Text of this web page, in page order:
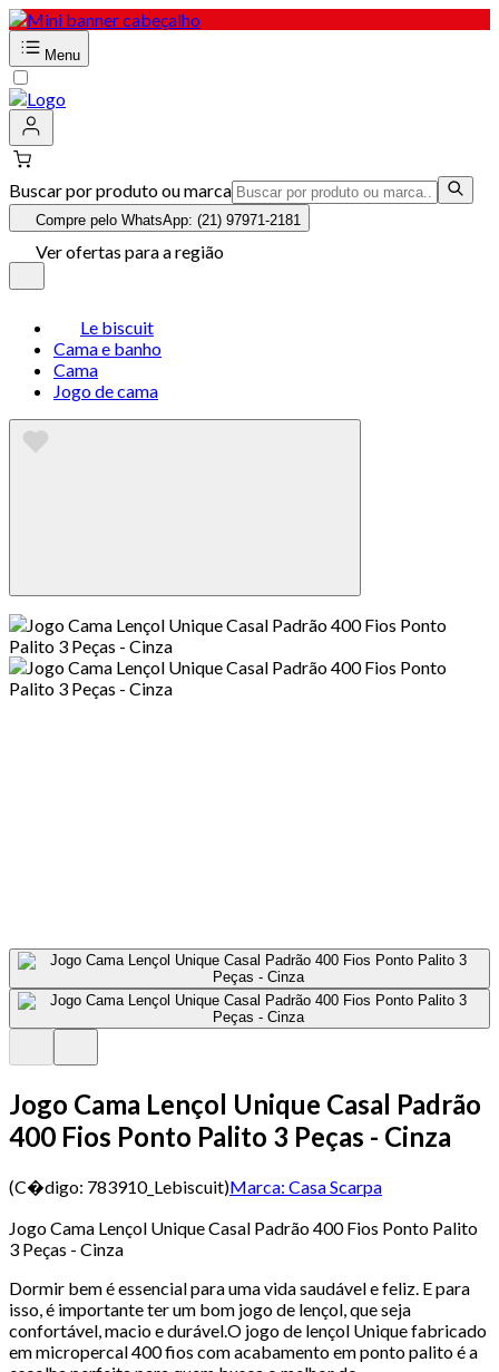
Menu
Buscar por produto ou marca
Compre pelo WhatsApp: (21) 97971-2181
Ver ofertas para a região
Le biscuit
Cama e banho
Cama
Jogo de cama
Jogo Cama Lençol Unique Casal Padrão
400 Fios Ponto Palito 3 Peças - Cinza
(C�digo: 783910_Lebiscuit)Marca: Casa Scarpa
Jogo Cama Lençol Unique Casal Padrão 400 Fios Ponto Palito
3 Peças - Cinza
Dormir bem é essencial para uma vida saudável e feliz. E para
isso, é importante ter um bom jogo de lençol, que seja
confortável, macio e durável.O jogo de lençol Unique fabricado
em micropercal 400 fios com acabamento em ponto palito é a